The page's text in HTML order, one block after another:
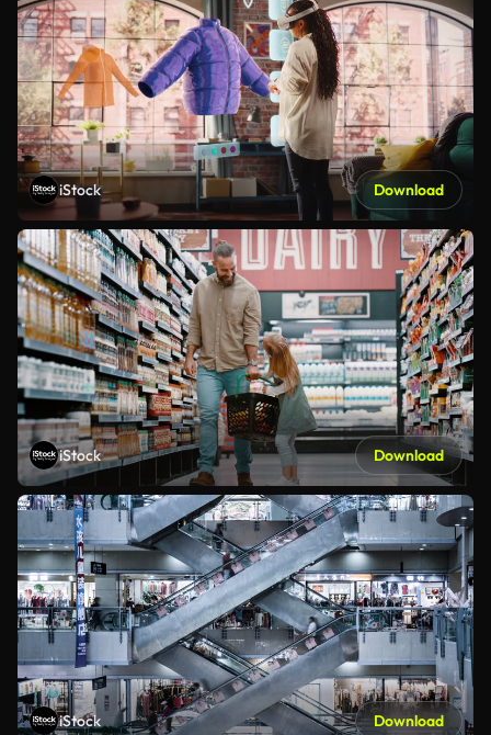
iStock Download
iStock Download
iStock Download